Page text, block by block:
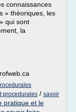
connaissances
» théoriques, les
qui sont
la
procedurales / savoir
pratique et le